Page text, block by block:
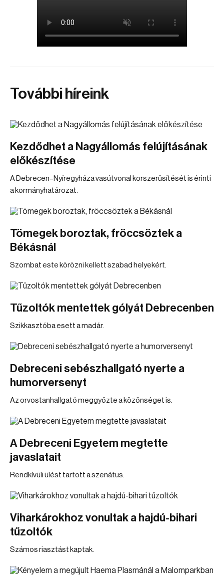
További híreink
Kezdődhet a Nagyállomás felújításának
előkészítése
A Debrecen–Nyíregyháza vasútvonal korszerűsítését is érinti
a kormányhatározat.
Tömegek boroztak, fröccsöztek a
Békásnál
Szombat este körözni kellett szabad helyekért.
Tűzoltók mentettek gólyát Debrecenben
Szikkasztóba esett a madár.
Debreceni sebészhallgató nyerte a
humorversenyt
Az orvostanhallgató meggyőzte a közönséget is.
A Debreceni Egyetem megtette
javaslatait
Rendkívüli ülést tartott a szenátus.
Viharkárokhoz vonultak a hajdú-bihari
tűzoltók
Számos riasztást kaptak.